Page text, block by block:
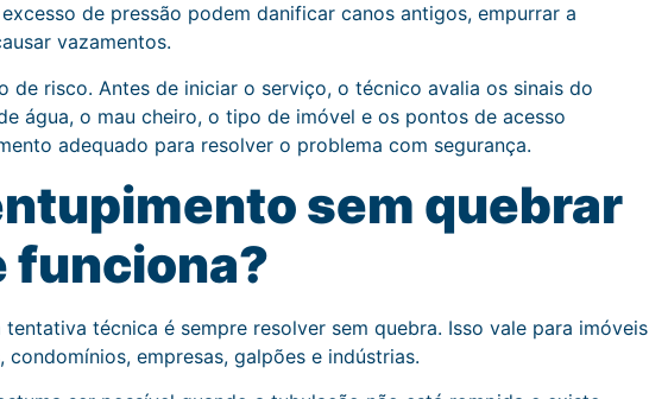
de pressão podem danificar canos antigos, empurrar a
vazamentos.
de risco. Antes de iniciar o serviço, o técnico avalia os sinais do
água, o mau cheiro, o tipo de imóvel e os pontos de acesso
adequado para resolver o problema com segurança.
sem quebrar
funciona?
técnica é sempre resolver sem quebra. Isso vale para imóveis
empresas, galpões e indústrias.